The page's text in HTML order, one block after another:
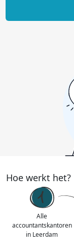
Hoe werkt het?
Alle
accountantskantoren
in Leerdam